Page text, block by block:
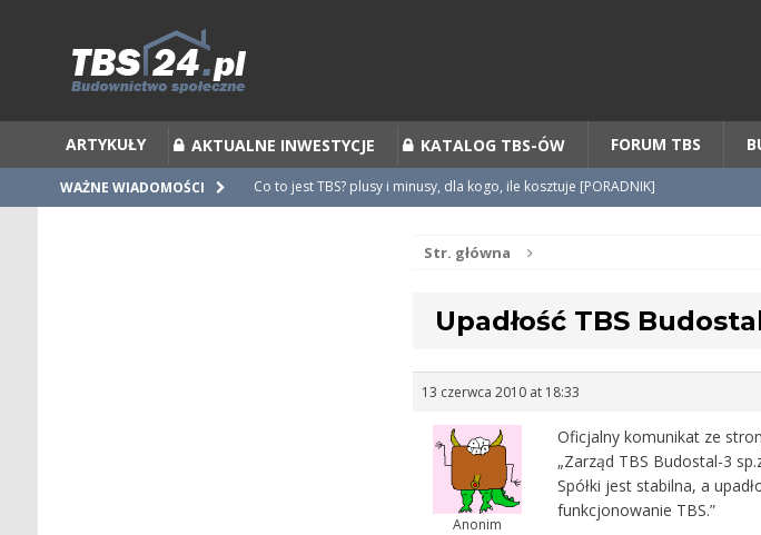
ARTYKUŁY AKTUALNE INWESTYCJE KATALOG TBS-ÓW FORUM TBS
WAŻNE WIADOMOŚCI
Co to jest TBS? plusy i minusy, dla kogo, ile kosztuje [PORADNIK]
Zalecenia do umów i statutów TBS
Ubiegamy się o mieszkanie z TBS [poradnik] KROK po KROKU
Str. główna
Upadłość TBS
13 czerwca 2010 at 18:33
Anonim
Oficjalny komunikat ze
„Zarząd TBS Budostal-3
Spółki jest stabilna, a
funkcjonowanie TBS.”